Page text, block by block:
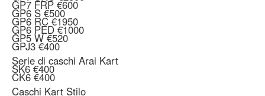
GP7 FRP €600
GP6 S €500
GP6 RC €1950
GP6 PED €1000
GP5 W €520
GPJ3 €400
Serie di caschi Arai Kart
SK6 €400
CK6 €400
Caschi Kart Stilo